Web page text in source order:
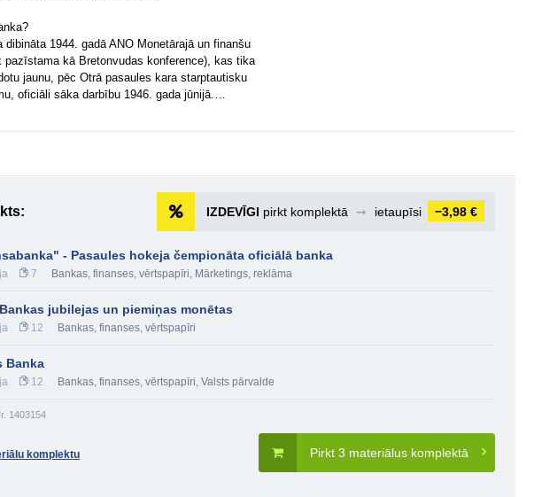
1944. gadā ANO Monetārajā un finanšu
pazīstama kā Bretonvudas konference), kas tika
jaunu, pēc Otrā pasaules kara starptautisku
oficiāli sāka darbību 1946. gada jūnijā.…
IZDEVĪGI pirkt komplektā ➞ ietaupīsi −3,98 €
- Pasaules hokeja čempionāta oficiālā banka
7 Bankas, finanses, vērtspapīri, Mārketings, reklāma
jubilejas un piemiņas monētas
12 Bankas, finanses, vērtspapīri
Banka
12 Bankas, finanses, vērtspapīri, Valsts pārvalde
1403154
Pirkt 3 materiālus komplektā
komplektu